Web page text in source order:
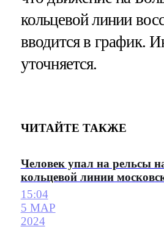
кольцевой линии
вводится в график.
уточняется.
ЧИТАЙТЕ ТАКЖЕ
Человек упал на рельсы
кольцевой линии
15:04
5 МАР
2024